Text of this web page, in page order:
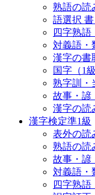
熟語の読
語選択 書
四字熟語
対義語・
漢字の書
国字（1級
熟字訓・
故事・諺
漢字の読
漢字検定準1級
表外の読
熟語の読
故事・諺
対義語・
四字熟語